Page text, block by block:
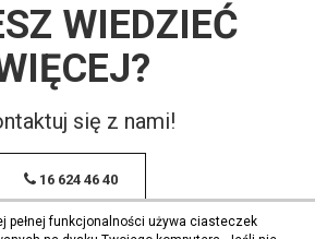
WIEDZIEĆ
się z nami!
16 624 46 40
pełnej funkcjonalności używa ciasteczek